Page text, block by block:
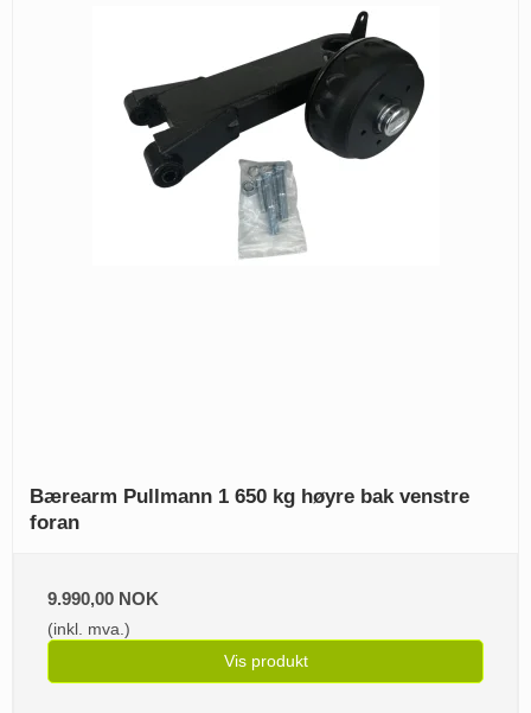
Bærearm Pullmann 1 650 kg høyre bak venstre
foran
9.990,00 NOK
(inkl. mva.)
Vis produkt